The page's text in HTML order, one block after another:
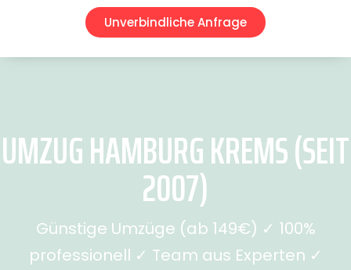
Unverbindliche Anfrage
UMZUG HAMBURG KREMS (SEIT
2007)
Günstige Umzüge (ab 149€) ✓ 100%
professionell ✓ Team aus Experten ✓